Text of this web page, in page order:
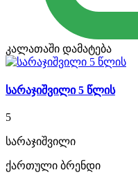
კალათაში დამატება
სარაჯიშვილი 5 წლის
5
სარაჯიშვილი
ქართული ბრენდი